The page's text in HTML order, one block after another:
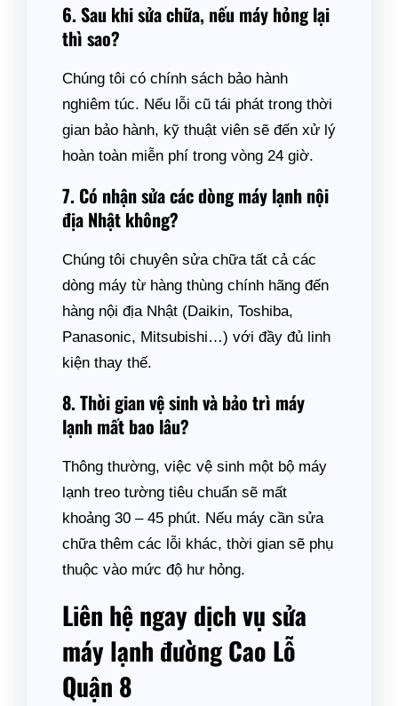
6. Sau khi sửa chữa, nếu máy hỏng lại
thì sao?
Chúng tôi có chính sách bảo hành
nghiêm túc. Nếu lỗi cũ tái phát trong thời
gian bảo hành, kỹ thuật viên sẽ đến xử lý
hoàn toàn miễn phí trong vòng 24 giờ.
7. Có nhận sửa các dòng máy lạnh nội
địa Nhật không?
Chúng tôi chuyên sửa chữa tất cả các
dòng máy từ hàng thùng chính hãng đến
hàng nội địa Nhật (Daikin, Toshiba,
Panasonic, Mitsubishi…) với đầy đủ linh
kiện thay thế.
8. Thời gian vệ sinh và bảo trì máy
lạnh mất bao lâu?
Thông thường, việc vệ sinh một bộ máy
lạnh treo tường tiêu chuẩn sẽ mất
khoảng 30 – 45 phút. Nếu máy cần sửa
chữa thêm các lỗi khác, thời gian sẽ phụ
thuộc vào mức độ hư hỏng.
Liên hệ ngay dịch vụ sửa
máy lạnh đường Cao Lỗ
Quận 8